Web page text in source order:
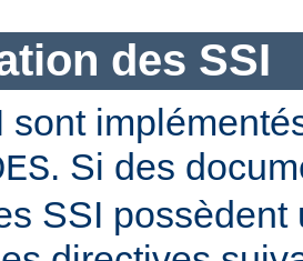
des SSI
sont
. Si des
SSI possèdent